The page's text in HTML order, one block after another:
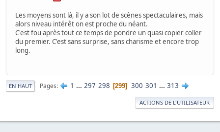
Les moyens sont là, il y a son lot de scènes spectaculaires, mais
alors niveau intérêt on est proche du néant.
C'est fou après tout ce temps de pondre un quasi copier coller
du premier. C'est sans surprise, sans charisme et encore trop
long.
EN HAUT Pages 1 ... 297 298 299 300 301 ... 313
ACTIONS DE L'UTILISATEUR